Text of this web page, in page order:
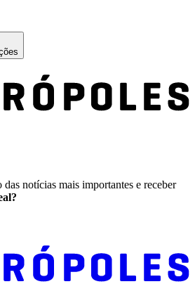
notícias mais importantes e receber